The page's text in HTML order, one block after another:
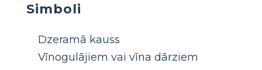
Simboli
Dzeramā kauss
Vīnogulājiem vai vīna dārziem